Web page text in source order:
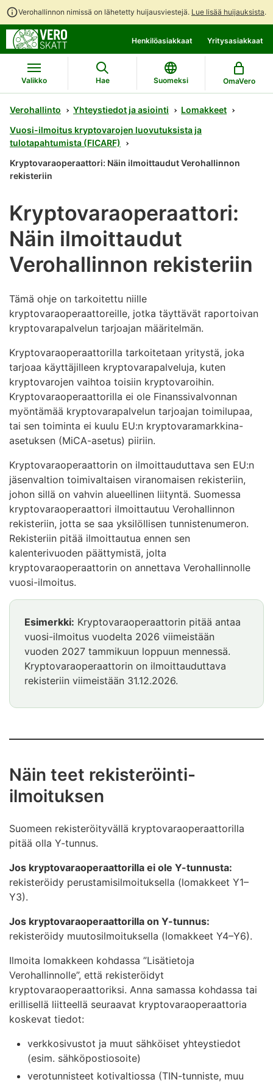
Verohallinnon nimissä on lähetetty huijausviestejä. Lue lisää huijauksista.
suoraan
sisältöön
koko
sivuston
hakuun
Henkilöasiakkaat Yritysasiakkaat
Valikko Hae Suomeksi OmaVero
Verohallinto Yhteystiedot ja asiointi
Lomakkeet
Vuosi-ilmoitus kryptovarojen luovutuksista ja
tulotapahtumista (FICARF)
Kryptovaraoperaattori: Näin ilmoittaudut Verohallinnon
rekisteriin
Kryptovaraoperaattori:
Näin ilmoittaudut
Verohallinnon rekisteriin
Tämä ohje on tarkoitettu niille
kryptovaraoperaattoreille, jotka täyttävät raportoivan
kryptovarapalvelun tarjoajan määritelmän.
Kryptovaraoperaattorilla tarkoitetaan yritystä, joka
tarjoaa käyttäjilleen kryptovarapalveluja, kuten
kryptovarojen vaihtoa toisiin kryptovaroihin.
Kryptovaraoperaattorilla ei ole Finanssivalvonnan
myöntämää kryptovarapalvelun tarjoajan toimilupaa,
tai sen toiminta ei kuulu EU:n kryptovaramarkkina-
asetuksen (MiCA-asetus) piiriin.
Kryptovaraoperaattorin on ilmoittauduttava sen EU:n
jäsenvaltion toimivaltaisen viranomaisen rekisteriin,
johon sillä on vahvin alueellinen liityntä. Suomessa
kryptovaraoperaattori ilmoittautuu Verohallinnon
rekisteriin, jotta se saa yksilöllisen tunnistenumeron.
Rekisteriin pitää ilmoittautua ennen sen
kalenterivuoden päättymistä, jolta
kryptovaraoperaattorin on annettava Verohallinnolle
vuosi-ilmoitus.
Esimerkki
alkaa
Esimerkki: Kryptovaraoperaattorin pitää antaa
vuosi-ilmoitus vuodelta 2026 viimeistään
vuoden 2027 tammikuun loppuun mennessä.
Kryptovaraoperaattorin on ilmoittauduttava
rekisteriin viimeistään 31.12.2026.
Näin teet rekisteröinti-
ilmoituksen
Suomeen rekisteröityvällä kryptovaraoperaattorilla
pitää olla Y-tunnus.
Jos kryptovaraoperaattorilla ei ole Y-tunnusta:
rekisteröidy perustamisilmoituksella (lomakkeet Y1–
Y3).
Jos kryptovaraoperaattorilla on Y-tunnus:
rekisteröidy muutosilmoituksella (lomakkeet Y4–Y6).
Ilmoita lomakkeen kohdassa ”Lisätietoja
Verohallinnolle”, että rekisteröidyt
kryptovaraoperaattoriksi. Anna samassa kohdassa tai
erillisellä liitteellä seuraavat kryptovaraoperaattoria
koskevat tiedot:
verkkosivustot ja muut sähköiset yhteystiedot
(esim. sähköpostiosoite)
verotunnisteet kotivaltiossa (TIN-tunniste, muu